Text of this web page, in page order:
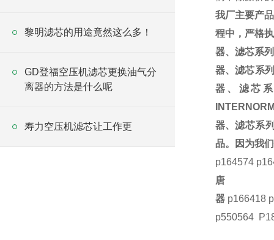
黎明滤芯的用途竟然这么多！
GD登福空压机滤芯更换油气分
离器的方法是什么呢
寿力空压机滤芯让工作更
我厂主要产
程中，严格
器、滤芯系
器、滤芯系
器、滤芯
器、滤芯系
品。因为我
p164574
器 p166418
p550564